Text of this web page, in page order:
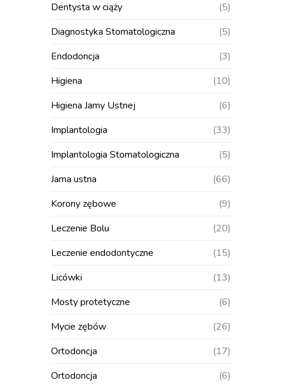
Dentysta w ciąży
(5)
Diagnostyka Stomatologiczna
(5)
Endodoncja
(3)
Higiena
(10)
Higiena Jamy Ustnej
(6)
Implantologia
(33)
Implantologia Stomatologiczna
(5)
Jama ustna
(66)
Korony zębowe
(9)
Leczenie Bolu
(20)
Leczenie endodontyczne
(15)
Licówki
(13)
Mosty protetyczne
(6)
Mycie zębów
(26)
Ortodoncja
(17)
Ortodoncja
(6)